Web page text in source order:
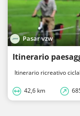
Pasar vzw
Itinerario
Itinerario ricreativo
42,6 km